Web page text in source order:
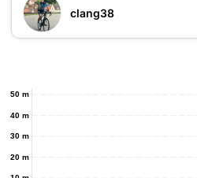
clang38
20 m
30 m
40 m
50 m